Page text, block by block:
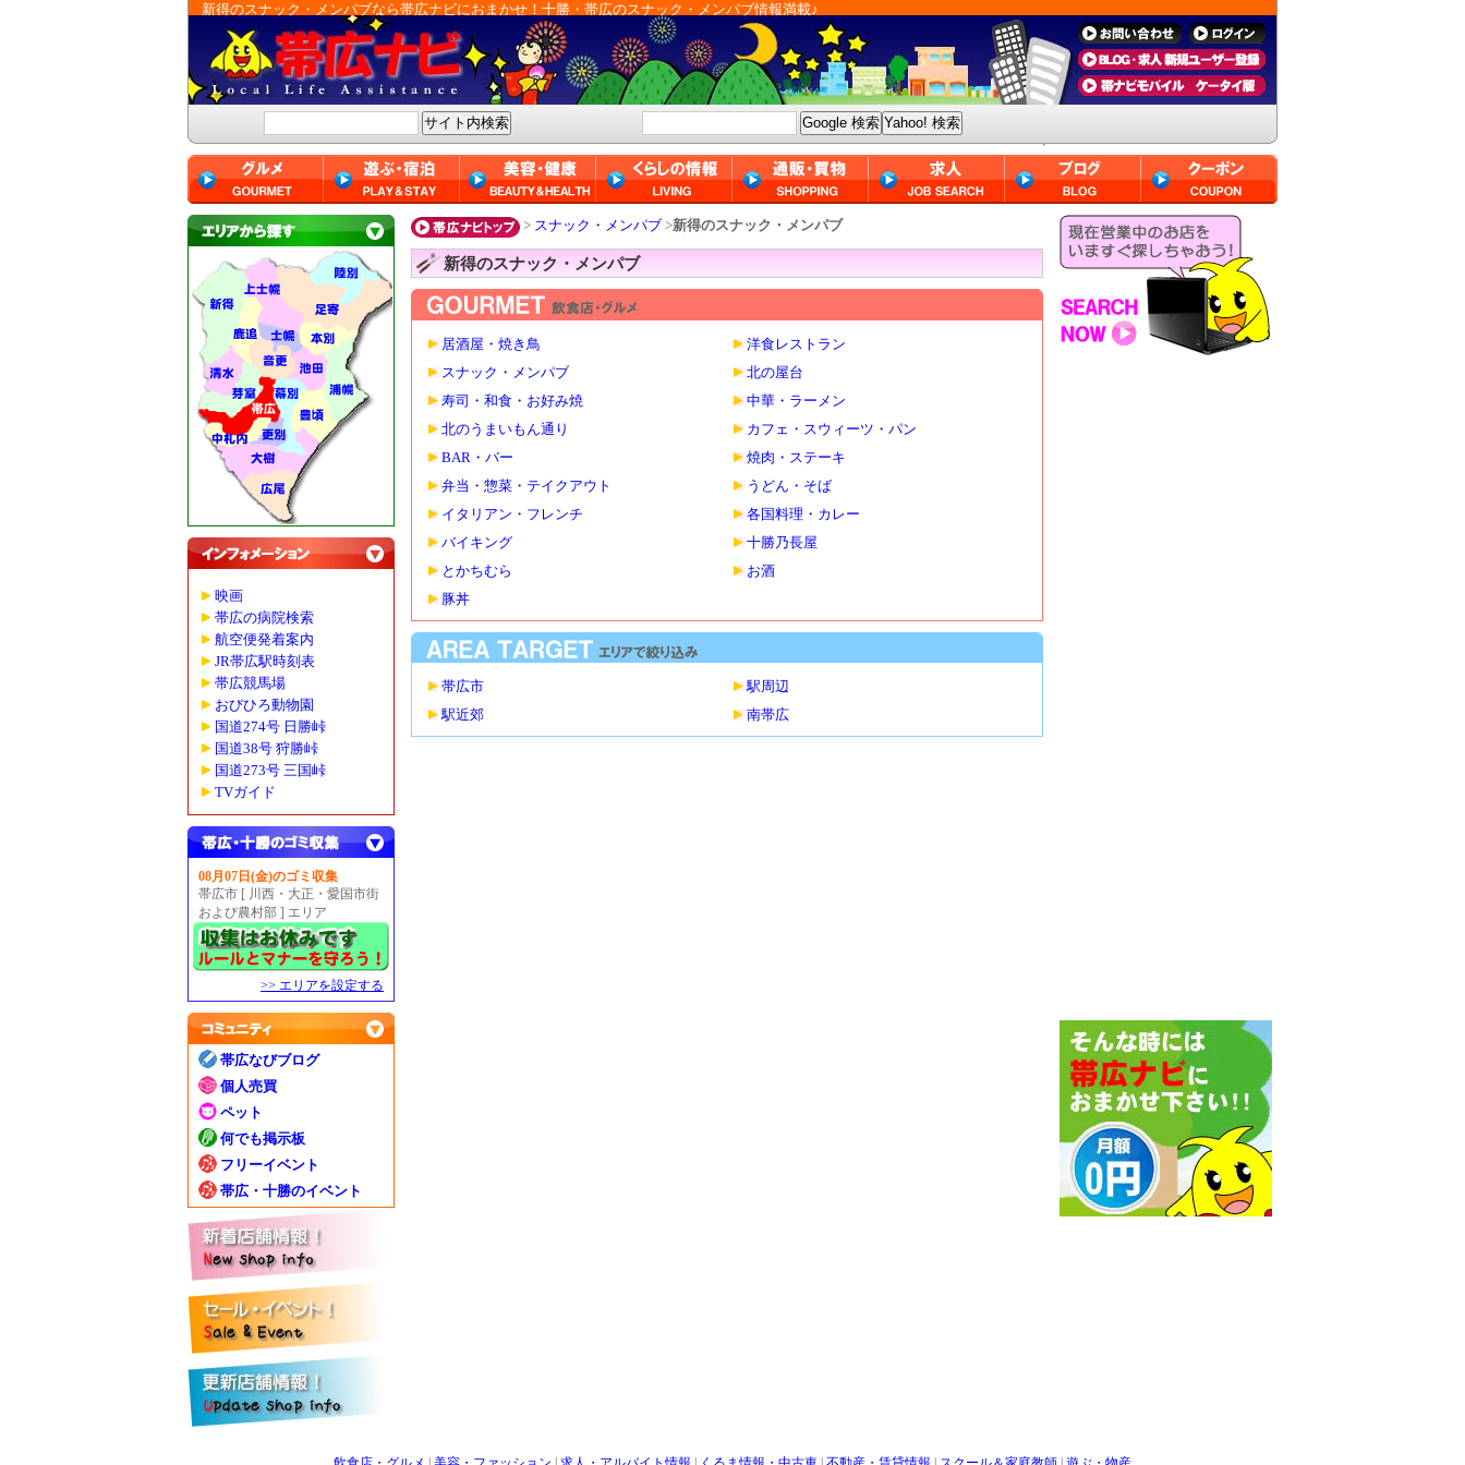
新得のスナック・メンパブなら帯広ナビにおまかせ！十勝・帯広のスナック・メンパブ情報満載♪
映画
帯広の病院検索
航空便発着案内
JR帯広駅時刻表
帯広競馬場
おびひろ動物園
国道274号 日勝峠
国道38号 狩勝峠
国道273号 三国峠
TVガイド
08月07日(金)のゴミ収集
帯広市 [ 川西・大正・愛国市街
および農村部 ] エリア
>> エリアを設定する
帯広なびブログ
個人売買
ペット
何でも掲示板
フリーイベント
帯広・十勝のイベント
> スナック・メンパブ >新得のスナック・メンパブ
新得のスナック・メンパブ
居酒屋・焼き鳥
洋食レストラン
スナック・メンパブ
北の屋台
寿司・和食・お好み焼
中華・ラーメン
北のうまいもん通り
カフェ・スウィーツ・パン
BAR・バー
焼肉・ステーキ
弁当・惣菜・テイクアウト
うどん・そば
イタリアン・フレンチ
各国料理・カレー
バイキング
十勝乃長屋
とかちむら
お酒
豚丼
帯広市
駅周辺
駅近郊
南帯広